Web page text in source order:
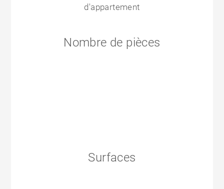
d'appartement
Nombre de pièces
Surfaces